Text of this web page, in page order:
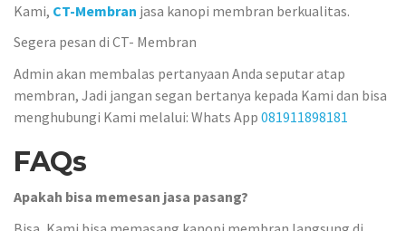
Kami, CT-Membran jasa kanopi membran berkualitas.
Segera pesan di CT- Membran
Admin akan membalas pertanyaan Anda seputar atap
membran, Jadi jangan segan bertanya kepada Kami dan bisa
menghubungi Kami melalui: Whats App 081911898181
FAQs
Apakah bisa memesan jasa pasang?